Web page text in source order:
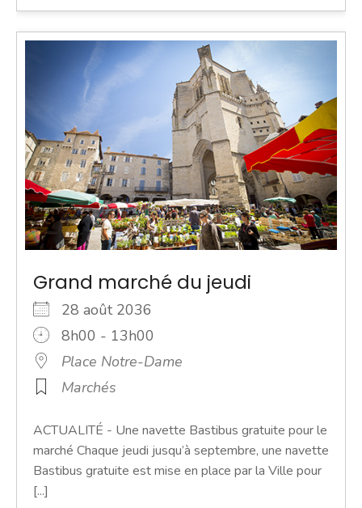
Grand marché du jeudi
28 août 2036
8h00 - 13h00
Place Notre-Dame
Marchés
ACTUALITÉ - Une navette Bastibus gratuite pour le
marché Chaque jeudi jusqu’à septembre, une navette
Bastibus gratuite est mise en place par la Ville pour
[...]